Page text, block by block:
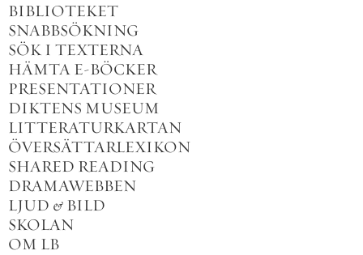
BIBLIOTEKET
SNABBSÖKNING
SÖK I TEXTERNA
HÄMTA E-BÖCKER
PRESENTATIONER
DIKTENS MUSEUM
LITTERATURKARTAN
ÖVERSÄTTARLEXIKON
SHARED READING
DRAMAWEBBEN
LJUD & BILD
SKOLAN
OM LB